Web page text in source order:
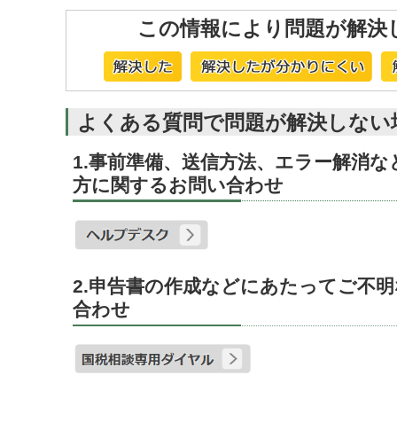
この情報により問題が解決
よくある質問で問題が解決しな
1.事前準備、送信方法、エラー解消
方に関するお問い合わせ
2.申告書の作成などにあたってご不
合わせ